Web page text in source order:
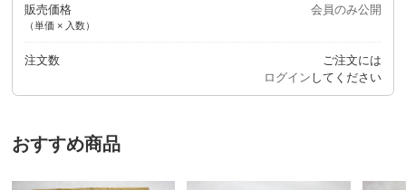
販売価格
（単価 × 入数）
会員のみ公開
注文数
ご注文には
ログイン してください
おすすめ商品